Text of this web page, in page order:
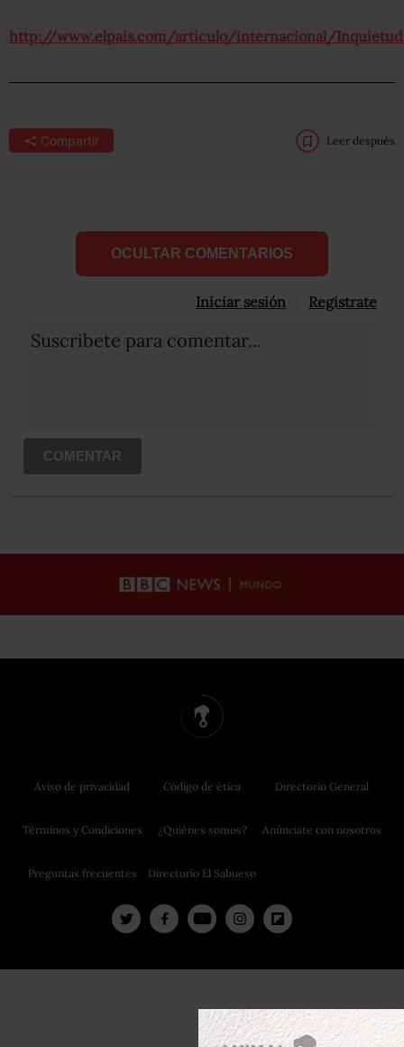
http://www.elpais.com/articulo/internacional/
Compartir Leer después
OCULTAR COMENTARIOS
Iniciar sesión Registrate
Suscribete para comentar...
COMENTAR
Aviso de privacidad
Términos y Condiciones
Preguntas frecuentes
Código de ética
¿Quiénes somos?
Directorio El Sabueso
Directorio General
Anúnciate con nosotros